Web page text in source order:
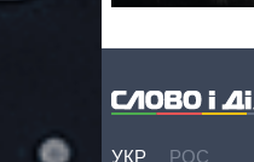
УКР РОС